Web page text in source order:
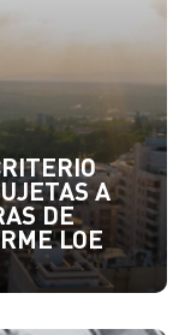
A
DE
LOE